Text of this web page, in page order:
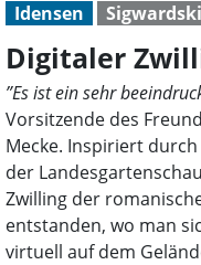
Idensen
Digitaler
”Es ist ein sehr
Vorsitzende des
Mecke. Inspiriert
der
Zwilling der
entstanden, wo man
virtuell auf dem